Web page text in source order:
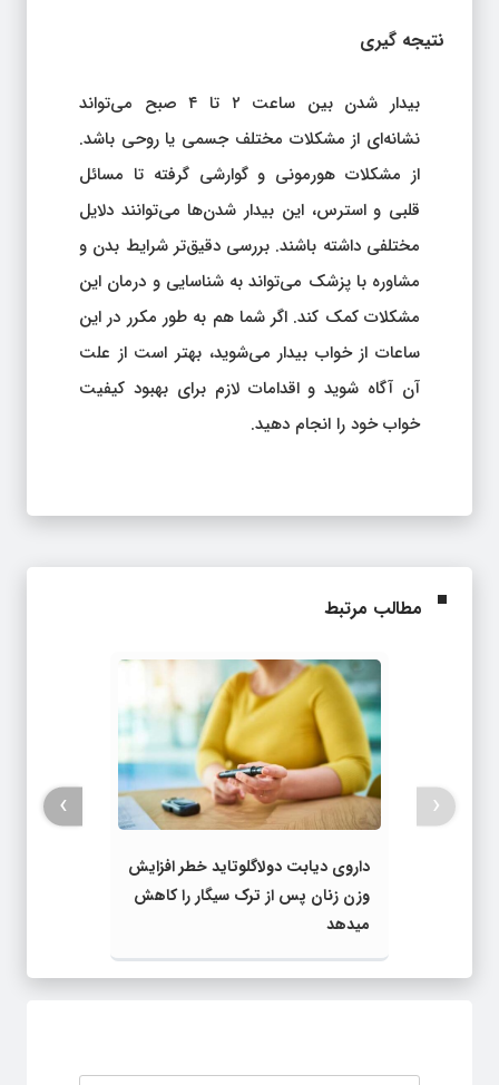
نتیجه‌ گیری
بیدار شدن بین ساعت ۲ تا ۴ صبح می‌تواند
نشانه‌ای از مشکلات مختلف جسمی یا روحی باشد.
از مشکلات هورمونی و گوارشی گرفته تا مسائل
قلبی و استرس، این بیدار شدن‌ها می‌توانند دلایل
مختلفی داشته باشند. بررسی دقیق‌تر شرایط بدن و
مشاوره با پزشک می‌تواند به شناسایی و درمان این
مشکلات کمک کند. اگر شما هم به طور مکرر در این
ساعات از خواب بیدار می‌شوید، بهتر است از علت
آن آگاه شوید و اقدامات لازم برای بهبود کیفیت
خواب خود را انجام دهید.
مطالب مرتبط
داروی دیابت دولاگلوتاید خطر افزایش
وزن زنان پس از ترک سیگار را کاهش
میدهد
‹
›